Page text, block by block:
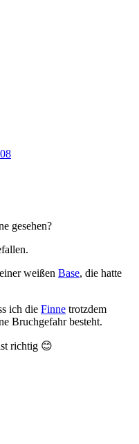
gesehen?
weißen Base, die hatte
ich die Finne trotzdem
Bruchgefahr besteht.
richtig 😊